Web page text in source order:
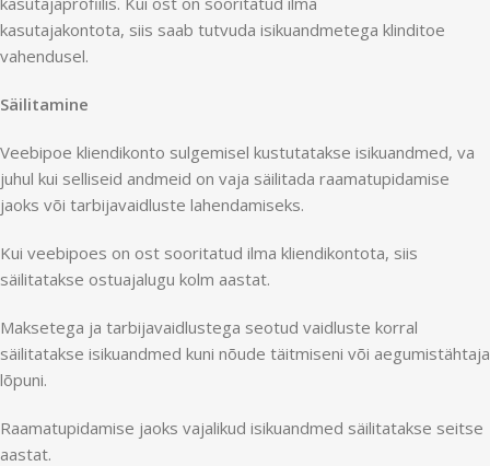
kasutajakontota, siis saab tutvuda isikuandmetega klinditoe
vahendusel.
Säilitamine
Veebipoe kliendikonto sulgemisel kustutatakse isikuandmed, va
juhul kui selliseid andmeid on vaja säilitada raamatupidamise
jaoks või tarbijavaidluste lahendamiseks.
Kui veebipoes on ost sooritatud ilma kliendikontota, siis
säilitatakse ostuajalugu kolm aastat.
Maksetega ja tarbijavaidlustega seotud vaidluste korral
säilitatakse isikuandmed kuni nõude täitmiseni või aegumistähtaja
lõpuni.
Raamatupidamise jaoks vajalikud isikuandmed säilitatakse seitse
aastat.